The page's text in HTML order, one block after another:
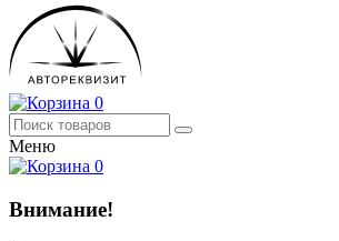
0
Меню
0
Внимание!